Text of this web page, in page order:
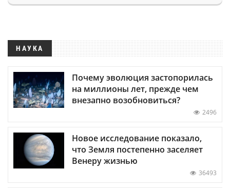
НАУКА
Почему эволюция застопорилась
на миллионы лет, прежде чем
внезапно возобновиться?
2496
Новое исследование показало,
что Земля постепенно заселяет
Венеру жизнью
36493